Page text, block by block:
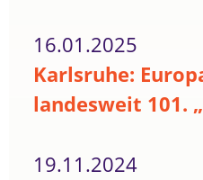
16.01.2025
Karlsruhe:
landesweit 101.
19.11.2024